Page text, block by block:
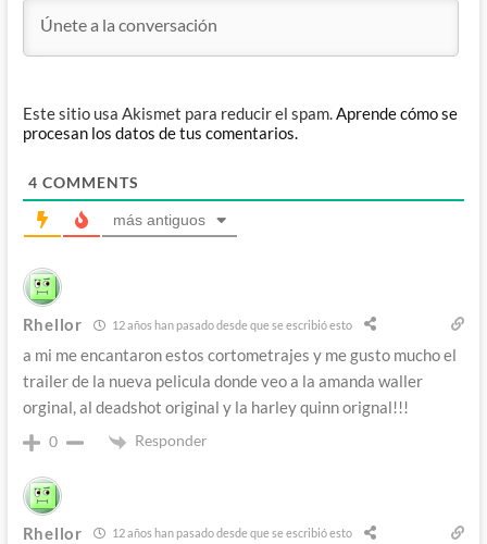
Este sitio usa Akismet para reducir el spam.Aprende cómo se
procesan los datos de tus comentarios.
4 COMMENTS
más antiguos
Rhellor 12 años han pasado desde que se escribió esto
a mi me encantaron estos cortometrajes y me gusto mucho el
trailer de la nueva pelicula donde veo a la amanda waller
orginal, al deadshot original y la harley quinn orignal!!!
0 Responder
Rhellor 12 años han pasado desde que se escribió esto